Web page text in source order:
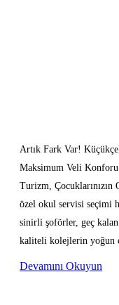
Artık Fark Var!
Maksimum Veli
Turizm,
özel okul servisi seçimi
sinirli şoförler, geç
kaliteli kolejlerin yoğun
Devamını Okuyun